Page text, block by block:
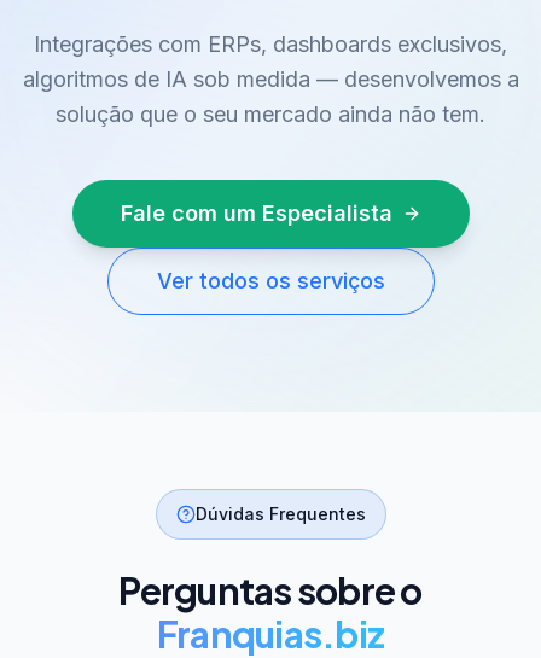
Integrações com ERPs, dashboards exclusivos,
algoritmos de IA sob medida — desenvolvemos a
solução que o seu mercado ainda não tem.
Fale com um Especialista
Ver todos os serviços
Dúvidas Frequentes
Perguntas sobre o
Franquias.biz